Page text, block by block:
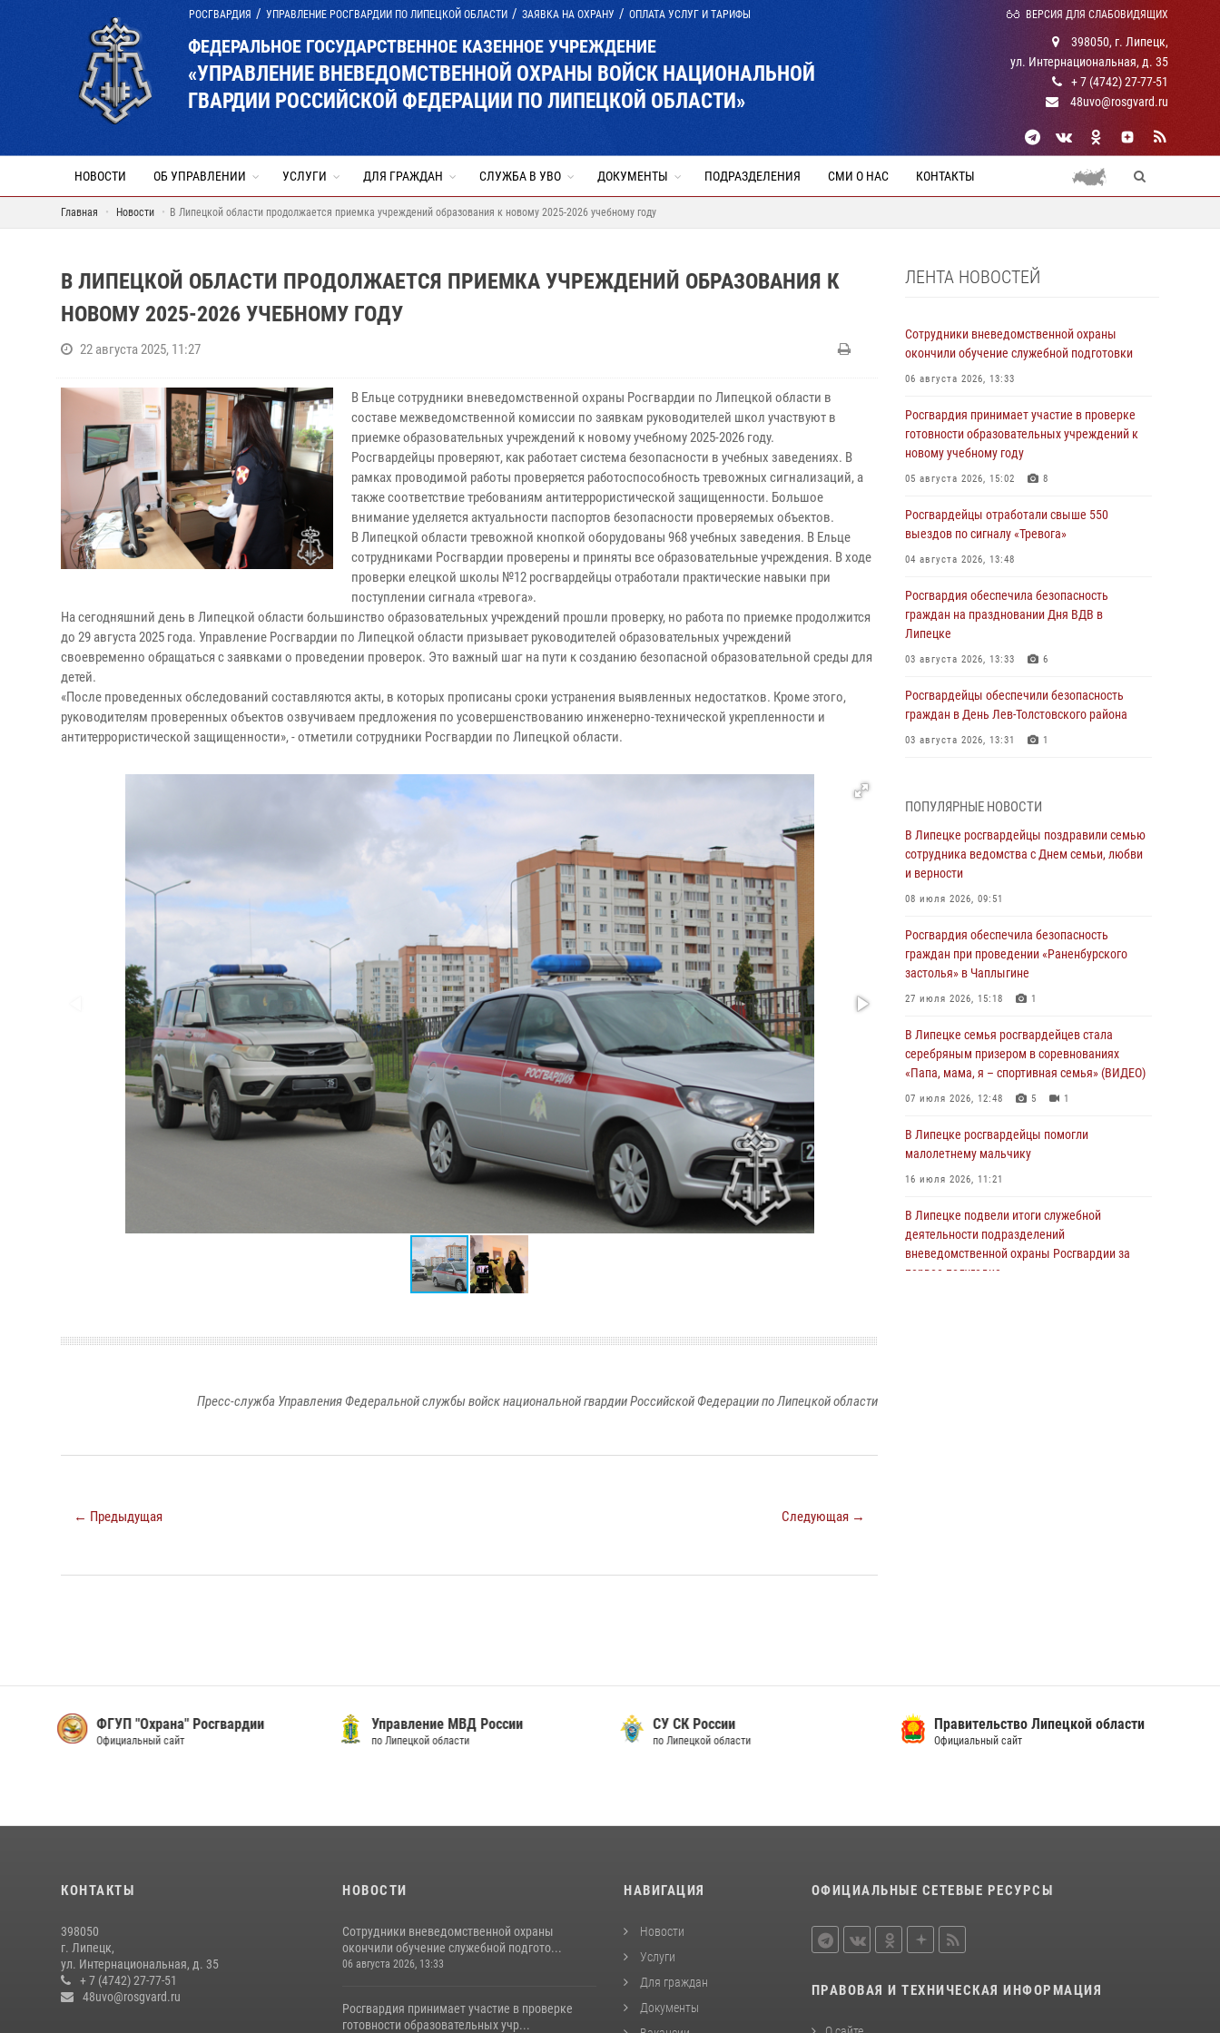
РОСГВАРДИЯ УПРАВЛЕНИЕ РОСГВАРДИИ ПО ЛИПЕЦКОЙ ОБЛАСТИ ЗАЯВКА НА ОХРАНУ ОПЛАТА УСЛУГ И ТАРИФЫ ВЕРСИЯ ДЛЯ СЛАБОВИДЯЩИХ
ФЕДЕРАЛЬНОЕ ГОСУДАРСТВЕННОЕ КАЗЕННОЕ УЧРЕЖДЕНИЕ
«УПРАВЛЕНИЕ ВНЕВЕДОМСТВЕННОЙ ОХРАНЫ ВОЙСК НАЦИОНАЛЬНОЙ
ГВАРДИИ РОССИЙСКОЙ ФЕДЕРАЦИИ ПО ЛИПЕЦКОЙ ОБЛАСТИ»
398050, г. Липецк,
ул. Интернациональная, д. 35
+ 7 (4742) 27-77-51
48uvo@rosgvard.ru
НОВОСТИ ОБ УПРАВЛЕНИИ УСЛУГИ ДЛЯ ГРАЖДАН СЛУЖБА В УВО ДОКУМЕНТЫ ПОДРАЗДЕЛЕНИЯ СМИ О НАС КОНТАКТЫ
Главная Новости В Липецкой области продолжается приемка учреждений образования к новому 2025-2026 учебному году
В ЛИПЕЦКОЙ ОБЛАСТИ ПРОДОЛЖАЕТСЯ ПРИЕМКА УЧРЕЖДЕНИЙ ОБРАЗОВАНИЯ К
НОВОМУ 2025-2026 УЧЕБНОМУ ГОДУ
22 августа 2025, 11:27
В Ельце сотрудники вневедомственной охраны Росгвардии по Липецкой области в
составе межведомственной комиссии по заявкам руководителей школ участвуют в
приемке образовательных учреждений к новому учебному 2025-2026 году.
Росгвардейцы проверяют, как работает система безопасности в учебных заведениях. В
рамках проводимой работы проверяется работоспособность тревожных сигнализаций, а
также соответствие требованиям антитеррористической защищенности. Большое
внимание уделяется актуальности паспортов безопасности проверяемых объектов.
В Липецкой области тревожной кнопкой оборудованы 968 учебных заведения. В Ельце
сотрудниками Росгвардии проверены и приняты все образовательные учреждения. В ходе
проверки елецкой школы №12 росгвардейцы отработали практические навыки при
поступлении сигнала «тревога».
На сегодняшний день в Липецкой области большинство образовательных учреждений прошли проверку, но работа по приемке продолжится
до 29 августа 2025 года. Управление Росгвардии по Липецкой области призывает руководителей образовательных учреждений
своевременно обращаться с заявками о проведении проверок. Это важный шаг на пути к созданию безопасной образовательной среды для
детей.
«После проведенных обследований составляются акты, в которых прописаны сроки устранения выявленных недостатков. Кроме этого,
руководителям проверенных объектов озвучиваем предложения по усовершенствованию инженерно-технической укрепленности и
антитеррористической защищенности», - отметили сотрудники Росгвардии по Липецкой области.
Пресс-служба Управления Федеральной службы войск национальной гвардии Российской Федерации по Липецкой области
← Предыдущая Следующая →
ЛЕНТА НОВОСТЕЙ
Сотрудники вневедомственной охраны
окончили обучение служебной подготовки
06 августа 2026, 13:33
Росгвардия принимает участие в проверке
готовности образовательных учреждений к
новому учебному году
05 августа 2026, 15:02 8
Росгвардейцы отработали свыше 550
выездов по сигналу «Тревога»
04 августа 2026, 13:48
Росгвардия обеспечила безопасность
граждан на праздновании Дня ВДВ в
Липецке
03 августа 2026, 13:33 6
Росгвардейцы обеспечили безопасность
граждан в День Лев-Толстовского района
03 августа 2026, 13:31 1
Сотрудники Росгвардии продолжают
контроль безопасности детских
оздоровительно-образовательных объектов
31 июля 2026, 15:49
Лекция по финансовой грамотности прошла
для сотрудников Росгвардии
В Управлении Росгвардии по Липецкой
области состоялся вечер вопросов и ответов
29 июля 2026, 15:05 2
В Липецке росгвардейцы посетили
богослужение в честь великого князя
Владимира
ПОПУЛЯРНЫЕ НОВОСТИ
В Липецке росгвардейцы поздравили семью
сотрудника ведомства с Днем семьи, любви
и верности
08 июля 2026, 09:51
Росгвардия обеспечила безопасность
граждан при проведении «Раненбурского
застолья» в Чаплыгине
27 июля 2026, 15:18 1
В Липецке семья росгвардейцев стала
серебряным призером в соревнованиях
«Папа, мама, я – спортивная семья» (ВИДЕО)
07 июля 2026, 12:48 5 1
В Липецке росгвардейцы помогли
малолетнему мальчику
16 июля 2026, 11:21
В Липецке подвели итоги служебной
деятельности подразделений
вневедомственной охраны Росгвардии за
первое полугодие
В лагерях Липецкой области сотрудники
вневедомственной охраны провели акцию
ФГУП "Охрана" Росгвардии
Официальный сайт
Управление МВД России
по Липецкой области
СУ СК России
по Липецкой области
Правительство Липецкой области
Официальный сайт
КОНТАКТЫ
398050
г. Липецк,
ул. Интернациональная, д. 35
+ 7 (4742) 27-77-51
48uvo@rosgvard.ru
НОВОСТИ
Сотрудники вневедомственной охраны
окончили обучение служебной подгото...
06 августа 2026, 13:33
Росгвардия принимает участие в проверке
готовности образовательных учр...
НАВИГАЦИЯ
Новости
Услуги
Для граждан
Документы
ОФИЦИАЛЬНЫЕ СЕТЕВЫЕ РЕСУРСЫ
ПРАВОВАЯ И ТЕХНИЧЕСКАЯ ИНФОРМАЦИЯ